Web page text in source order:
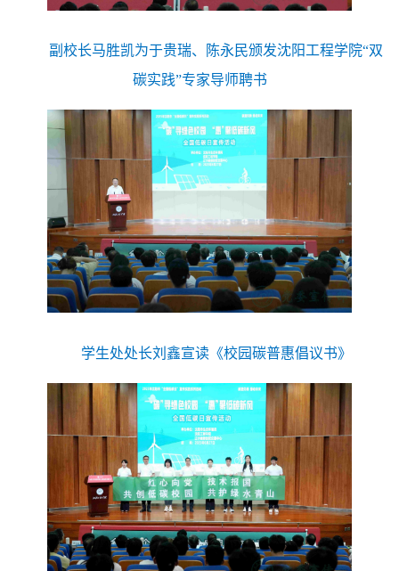
副校长马胜凯为于贵瑞、陈永民颁发沈阳工程学院“双
碳实践”专家导师聘书
学生处处长刘鑫宣读《校园碳普惠倡议书》